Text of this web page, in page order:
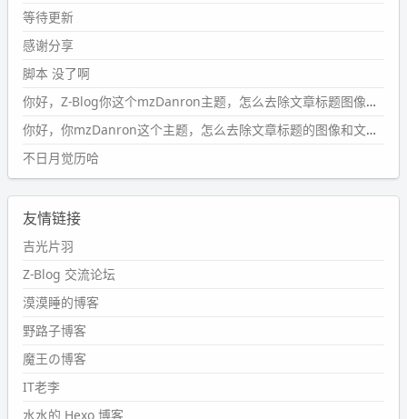
#PubWord
条嘟？？？？
wdssmq
2024-09-15 10:32:07
#PubWordVSCode 内 git 操作卡住的时候没办法主动取消
一直是个痛点，一般都是推送或拉取，今天连提交都卡
了。。
wdssmq
2024-09-11 08:45:43
#PubWord
然后天凉了，为了应对踢被子买了睡袋，不知道 1.2 米会不
会略窄。。
wdssmq
2024-09-09 19:43:00
#PubWord
表，21 年 11 月底发现 B 站上线了这部，直到前几天才看
完，还是分两次看的。。接下来有五项是 2019 年的，都是
电影 —— 略长的待办列表。。
等待更新
感谢分享
脚本 没了啊
你好，Z-Blog你这个mzDanron主题，怎么去除文章标题图像和文章摘要，仅显示标题，感谢回复！
你好，你mzDanron这个主题，怎么去除文章标题的图像和文章摘要！仅显示标题，感谢回复解决！
不日月觉历哈
友情链接
吉光片羽
Z-Blog 交流论坛
漠漠睡的博客
野路子博客
魔王の博客
IT老李
水水的 Hexo 博客